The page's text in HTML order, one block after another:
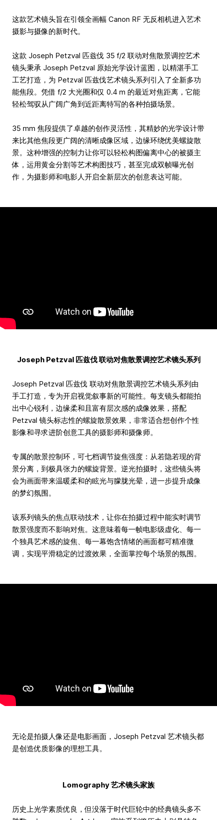
这款艺术镜头旨在引领全画幅 Canon RF 无反相机进入艺术
摄影与摄像的新时代。
这款 Joseph Petzval 匹兹伐 35 f/2 联动对焦散景调控艺术
镜头秉承 Joseph Petzval 原始光学设计蓝图，以精湛手工
工艺打造，为 Petzval 匹兹伐艺术镜头系列引入了全新多功
能焦段。凭借 f/2 大光圈和仅 0.4 m 的最近对焦距离，它能
轻松驾驭从广阔广角到近距离特写的各种拍摄场景。
35 mm 焦段提供了卓越的创作灵活性，其精妙的光学设计带
来比其他焦段更广阔的清晰成像区域，边缘环绕优美螺旋散
景。这种增强的控制力让你可以轻松构图偏离中心的被摄主
体，运用黄金分割等艺术构图技巧，甚至完成双帧曝光创
作，为摄影师和电影人开启全新层次的创意表达可能。
Joseph Petzval 匹兹伐 联动对焦散景调控艺术镜头系列
Joseph Petzval 匹兹伐 联动对焦散景调控艺术镜头系列由
手工打造，专为开启视觉叙事新的可能性。每支镜头都能拍
出中心锐利，边缘柔和且富有层次感的成像效果，搭配
Petzval 镜头标志性的螺旋散景效果，非常适合想创作个性
影像和寻求进阶创意工具的摄影师和摄像师。
专属的散景控制环，可七档调节旋焦强度：从若隐若现的背
景分离，到极具张力的螺旋背景。逆光拍摄时，这些镜头将
会为画面带来温暖柔和的眩光与朦胧光晕，进一步提升成像
的梦幻氛围。
该系列镜头的焦点联动技术，让你在拍摄过程中能实时调节
散景强度而不影响对焦。这意味着每一帧电影级虚化、每一
个独具艺术感的旋焦、每一幕饱含情绪的画面都可精准微
调，实现平滑稳定的过渡效果，全面掌控每个场景的氛围。
无论是拍摄人像还是电影画面，Joseph Petzval 艺术镜头都
是创造优质影像的理想工具。
Lomography 艺术镜头家族
历史上光学素质优良，但没落于时代巨轮中的经典镜头多不